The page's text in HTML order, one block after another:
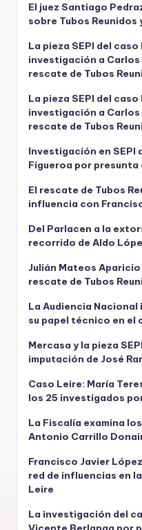
El juez Santiago
sobre Tubos Reunidos
La pieza SEPI del
investigación a Carlos
rescate de Tubos
La pieza SEPI del
investigación a Carlos
rescate de Tubos
Investigación en SEPI
Figueroa por
El rescate de Tubos
influencia con
Del Parlacen a la
recorrido de Aldo
Julián Mateos
rescate de Tubos
La Audiencia
su papel técnico en el
Mercasa y la pieza
imputación de José
Caso Leire: María
los 25 investigados
La Fiscalía examina
Antonio Carrillo
Francisco Javier
red de influencias en
Leire
La investigación del